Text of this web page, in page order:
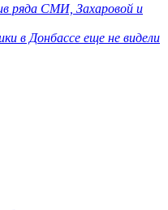
ряда СМИ, Захаровой и
в Донбассе еще не видели